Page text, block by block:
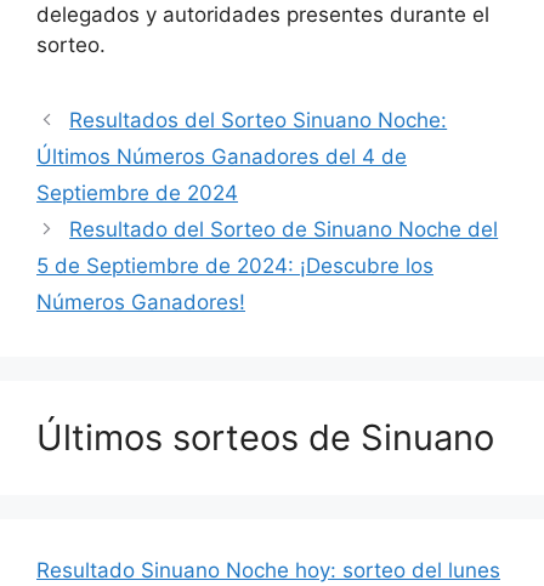
delegados y autoridades presentes durante el
sorteo.
Resultados del Sorteo Sinuano Noche:
Últimos Números Ganadores del 4 de
Septiembre de 2024
Resultado del Sorteo de Sinuano Noche del
5 de Septiembre de 2024: ¡Descubre los
Números Ganadores!
Últimos sorteos de Sinuano
Resultado Sinuano Noche hoy: sorteo del lunes